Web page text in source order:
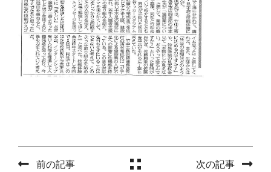
前の記事 次の記事